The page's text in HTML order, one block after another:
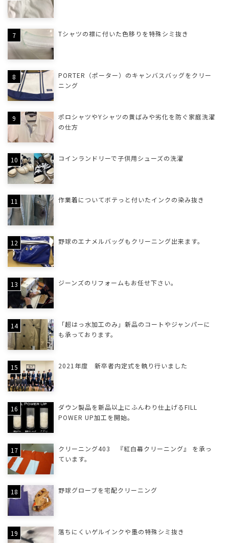
Tシャツの襟に付いた色移りを特殊シミ抜き
PORTER（ポーター）のキャンバスバッグをクリー
ニング
ポロシャツやYシャツの黄ばみや劣化を防ぐ家庭洗濯
の仕方
コインランドリーで子供用シューズの洗濯
作業着についてボテっと付いたインクの染み抜き
野球のエナメルバッグもクリーニング出来ます。
ジーンズのリフォームもお任せ下さい。
「超はっ水加工のみ」新品のコートやジャンパーに
も承っております。
2021年度 新卒者内定式を執り行いました
ダウン製品を新品以上にふんわり仕上げるFILL
POWER UP加工を開始。
クリーニング403 『紅白幕クリーニング』 を承っ
ています。
野球グローブを宅配クリーニング
落ちにくいゲルインクや墨の特殊シミ抜き